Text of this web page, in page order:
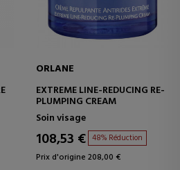
ORLANE
EXTREME LINE-REDUCING RE-
PLUMPING CREAM
Soin visage
108,53 € 48% Réduction
Prix d'origine 208,00 €